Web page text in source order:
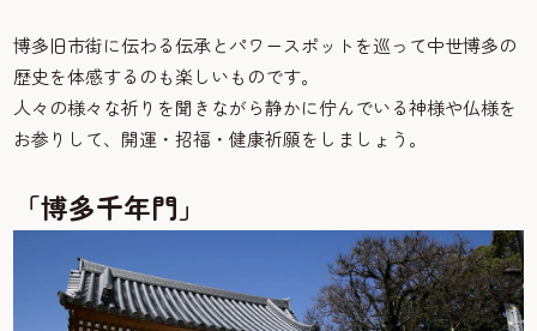
博多旧市街に伝わる伝承とパワースポットを巡って中世博多の
歴史を体感するのも楽しいものです。
人々の様々な祈りを聞きながら静かに佇んでいる神様や仏様を
お参りして、開運・招福・健康祈願をしましょう。
「博多千年門」